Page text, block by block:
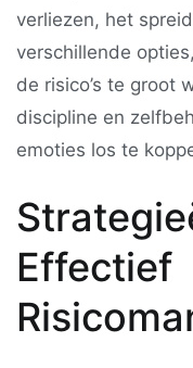
verliezen, het
verschillende
de risico’s te groot
discipline en
emoties los te
Effectief